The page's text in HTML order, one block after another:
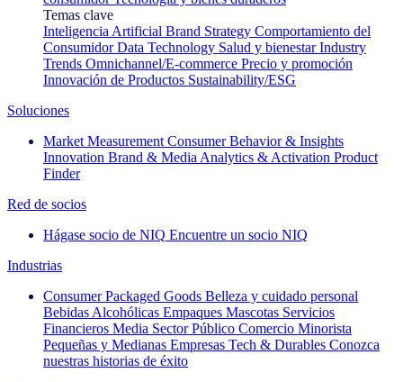
Temas clave
Inteligencia Artificial Brand Strategy Comportamiento del
Consumidor Data Technology Salud y bienestar Industry
Trends Omnichannel/E-commerce Precio y promoción
Innovación de Productos Sustainability/ESG
Soluciones
Market Measurement Consumer Behavior & Insights
Innovation Brand & Media Analytics & Activation Product
Finder
Red de socios
Hágase socio de NIQ Encuentre un socio NIQ
Industrias
Consumer Packaged Goods Belleza y cuidado personal
Bebidas Alcohólicas Empaques Mascotas Servicios
Financieros Media Sector Público Comercio Minorista
Pequeñas y Medianas Empresas Tech & Durables Conozca
nuestras historias de éxito